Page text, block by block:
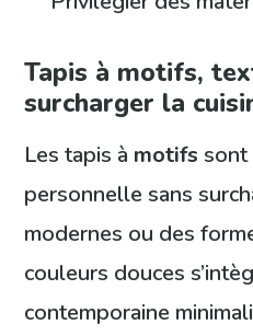
Tapis à motifs,
surcharger la
Les tapis à motifs sont
personnelle sans
modernes ou des
couleurs douces
contemporaine